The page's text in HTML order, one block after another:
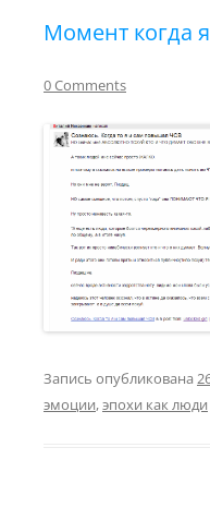
Момент когда
0 Comments
Запись опубликована
эмоции,эпохи как люди